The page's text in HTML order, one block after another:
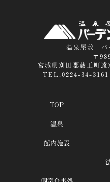
温泉屋敷 バ
〒
宮城県刈田郡蔵王町
TEL.0224-34-
TOP
温泉
館内施設